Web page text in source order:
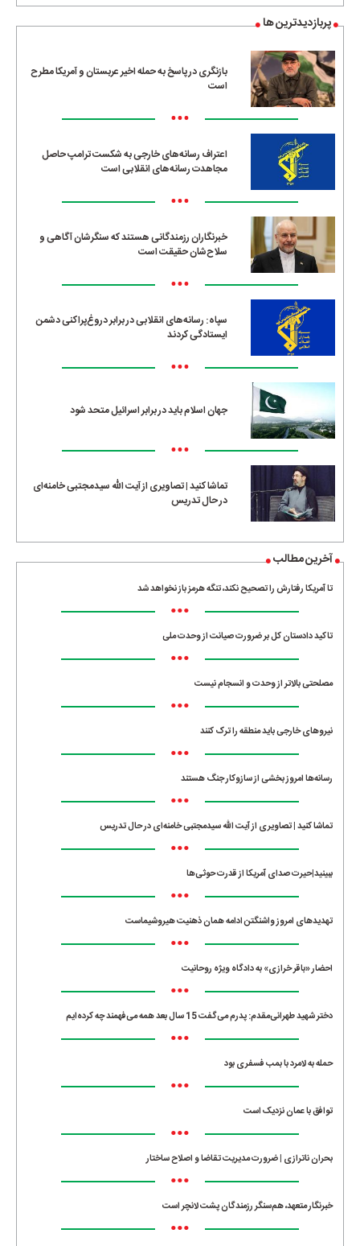
پربازدیدترین ها
بازنگری در پاسخ به حمله اخیر عربستان و آمریکا مطرح
است
•••
اعتراف رسانه‌های خارجی به شکست ترامپ حاصل
مجاهدت رسانه‌های انقلابی است
•••
خبرنگاران رزمندگانی هستند که سنگرشان آگاهی و
سلاح‌شان حقیقت است
•••
سپاه: رسانه‌های انقلابی در برابر دروغ‌پراکنی دشمن
ایستادگی کردند
•••
جهان اسلام باید در برابر اسرائیل متحد شود
•••
تماشا کنید | تصاویری از آیت الله سیدمجتبی خامنه‌ای
در حال تدریس
آخرین مطالب
تا آمریکا رفتارش را تصحیح نکند، تنگه هرمز باز نخواهد شد
•••
تاکید دادستان کل بر ضرورت صیانت از وحدت ملی
•••
مصلحتی بالاتر از وحدت و انسجام نیست
•••
نیروهای خارجی باید منطقه را ترک کنند
•••
رسانه‌ها امروز بخشی از سازوکار جنگ هستند
•••
تماشا کنید | تصاویری از آیت الله سیدمجتبی خامنه‌ای در حال تدریس
•••
ببینید|حیرت صدای آمریکا از قدرت حوثی‌ها
•••
تهدیدهای امروز واشنگتن ادامه همان ذهنیت هیروشیماست
•••
احضار «باقر خرازی» به دادگاه ویژه روحانیت
•••
دختر شهید طهرانی‌مقدم: پدرم می‌گفت 15 سال بعد همه می‌فهمند چه کرده‌ایم
•••
حمله به لامرد با بمب فسفری بود
•••
توافق با عمان نزدیک است
•••
بحران ناترازی | ضرورت مدیریت تقاضا و اصلاح ساختار
•••
خبرنگار متعهد، هم‌سنگر رزمندگان پشت لانچر است
•••